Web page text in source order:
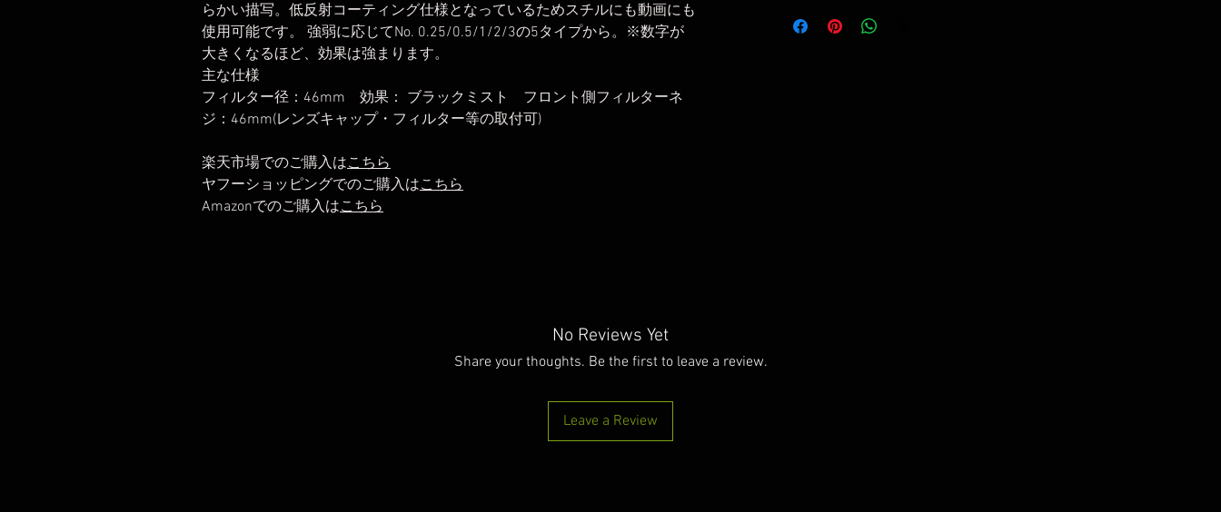
らかい描写。低反射コーティング仕様となっているためスチルにも動画にも
使用可能です。 強弱に応じてNo. 0.25/0.5/1/2/3の5タイプから。※数字が
大きくなるほど、効果は強まります。
主な仕様
フィルター径：46mm 効果： ブラックミスト フロント側フィルターネ
ジ：46mm(レンズキャップ・フィルター等の取付可)
楽天市場でのご購入はこちら
ヤフーショッピングでのご購入はこちら
Amazonでのご購入はこちら
No Reviews Yet
Share your thoughts. Be the first to leave a review.
Leave a Review